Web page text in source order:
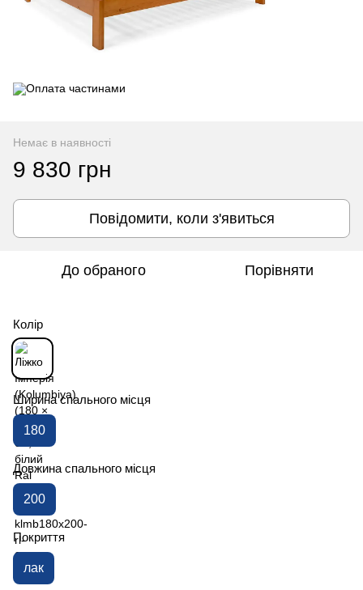
Немає в наявності
9 830 грн
Повідомити, коли з'явиться
До обраного Порівняти
Колір
Ширина спального місця
180
Довжина спального місця
200
Покриття
лак